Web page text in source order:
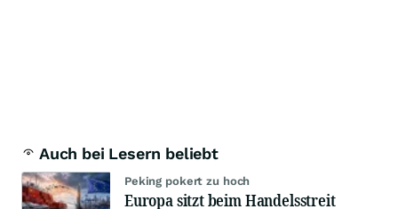
Auch bei Lesern beliebt
Peking pokert zu hoch
Europa sitzt beim Handelsstreit